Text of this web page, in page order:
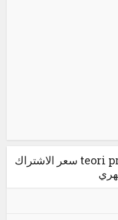
اسئلة التيوري teori prov på arabiska سعر الاشتراك